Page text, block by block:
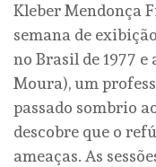
Kleber Mendonça
semana de
no Brasil de 1977
Moura), um
passado sombrio
descobre que o
ameaças. As